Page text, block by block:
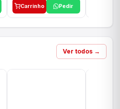
Carrinho Pedir
Ver todos →